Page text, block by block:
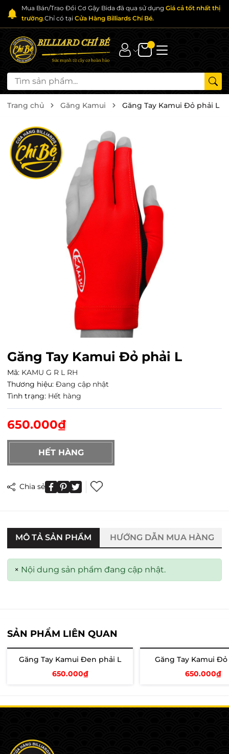
Mua Bán/Trao Đổi Cơ Gậy Bida đã qua sử dụng Giá cả tốt nhất thị
trường.Chỉ có tại Cửa Hàng Billiards Chí Bé.
Trang chủ Găng Kamui Găng Tay Kamui Đỏ phải L
Găng Tay Kamui Đỏ phải L
Mã: KAMU G R L RH
Thương hiệu: Đang cập nhật
Tình trạng: Hết hàng
650.000₫
HẾT HÀNG
Chia sẻ
MÔ TẢ SẢN PHẨM HƯỚNG DẪN MUA HÀNG
× Nội dung sản phẩm đang cập nhật.
SẢN PHẨM LIÊN QUAN
Hết hàng
Găng Tay Kamui Đen phải L
650.000₫
Hết hàng
Găng Tay Kamui
650.000₫